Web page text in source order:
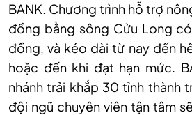
BANK. Chương trình hỗ trợ
đồng bằng sông Cửu Long
đồng, và kéo dài từ nay đến
hoặc đến khi đạt hạn mức.
nhánh trải khắp 30 tỉnh thành
đội ngũ chuyên viên tận tâm